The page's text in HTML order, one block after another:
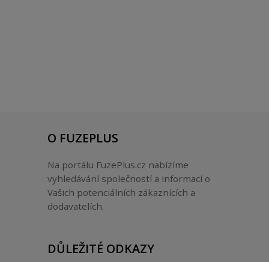
O FUZEPLUS
Na portálu FuzePlus.cz nabízíme
vyhledávání společností a informací o
Vašich potenciálních zákaznících a
dodavatelích.
DŮLEŽITÉ ODKAZY